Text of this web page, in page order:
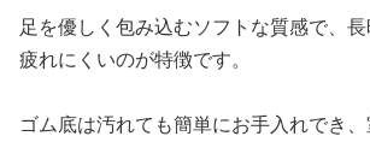
足を優しく包み込むソフトな質感で、
疲れにくいのが特徴です。
ゴム底は汚れても簡単にお手入れでき